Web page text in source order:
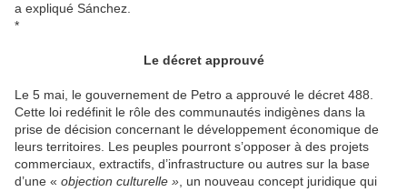
a expliqué Sánchez.
*
Le décret approuvé
Le 5 mai, le gouvernement de Petro a approuvé le décret 488.
Cette loi redéfinit le rôle des communautés indigènes dans la
prise de décision concernant le développement économique de
leurs territoires. Les peuples pourront s’opposer à des projets
commerciaux, extractifs, d’infrastructure ou autres sur la base
d’une « objection culturelle » , un nouveau concept juridique qui